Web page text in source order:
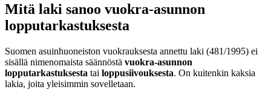
Mitä laki sanoo vuokra-asunnon
lopputarkastuksesta
Suomen asuinhuoneiston vuokrauksesta annettu laki (481/1995) ei
sisällä nimenomaista säännöstä vuokra-asunnon
lopputarkastuksesta tai loppusiivouksesta. On kuitenkin kaksia
lakia, joita yleisimmin sovelletaan.